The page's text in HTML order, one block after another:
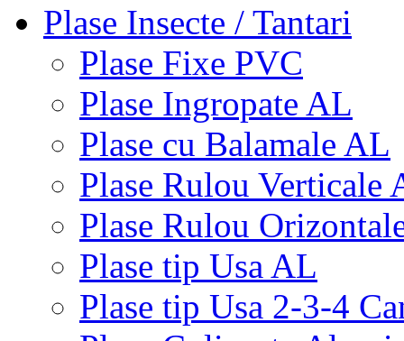
Plase Insecte / Tantari
Plase Fixe PVC
Plase Ingropate AL
Plase cu Balamale AL
Plase Rulou Verticale
Plase Rulou
Plase tip Usa AL
Plase tip Usa 2-3-4